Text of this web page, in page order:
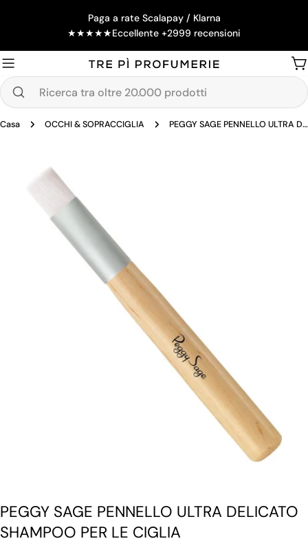
Paga a rate Scalapay / Klarna
★★★★★Eccellente +2999 recensioni
Ricerca
oltre
Casa OCCHI & SOPRACCIGLIA PEGGY SAGE PENNELLO ULTRA DELICATO SHAMPOO PER LE CIGLIA
informazioni
supporto 0 in modalità modale
PEGGY SAGE PENNELLO ULTRA DELICATO
SHAMPOO PER LE CIGLIA